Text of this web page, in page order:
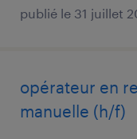
publié le 31 juillet
opérateur en
manuelle (h/f)